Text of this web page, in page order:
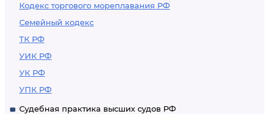
Кодекс торгового мореплавания РФ
Семейный кодекс
ТК РФ
УИК РФ
УК РФ
УПК РФ
Судебная практика высших судов РФ